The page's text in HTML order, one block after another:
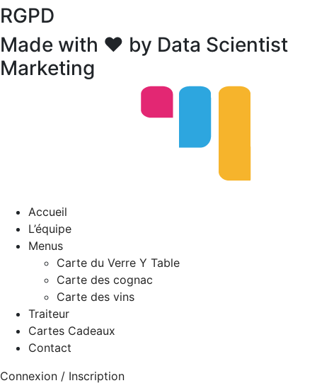
RGPD
Made with ❤ by Data Scientist
Marketing
Accueil
L’équipe
Menus
Carte du Verre Y Table
Carte des cognac
Carte des vins
Traiteur
Cartes Cadeaux
Contact
Connexion / Inscription